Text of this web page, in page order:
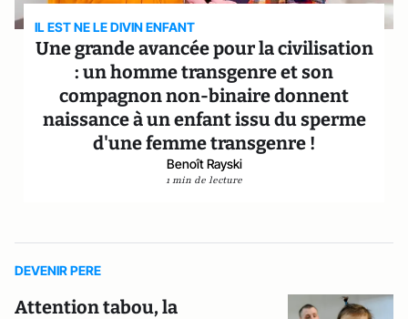
IL EST NE LE DIVIN ENFANT
Une grande avancée pour la civilisation
: un homme transgenre et son
compagnon non-binaire donnent
naissance à un enfant issu du sperme
d'une femme transgenre !
Benoît Rayski
1 min de lecture
DEVENIR PERE
Attention tabou, la